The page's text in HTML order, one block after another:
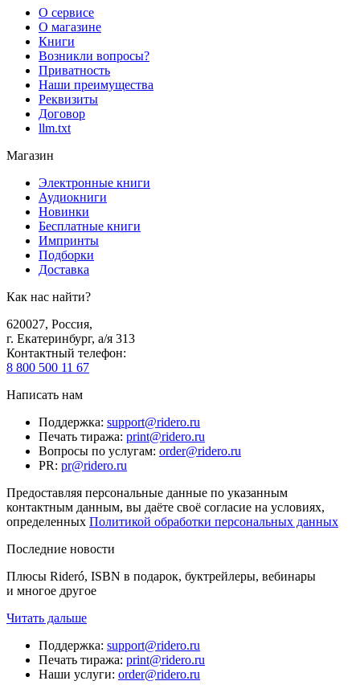
О сервисе
О магазине
Книги
Возникли вопросы?
Приватность
Наши преимущества
Реквизиты
Договор
llm.txt
Магазин
Электронные книги
Аудиокниги
Новинки
Бесплатные книги
Импринты
Подборки
Доставка
Как нас найти?
620027, Россия,
г. Екатеринбург, а/я 313
Контактный телефон:
8 800 500 11 67
Написать нам
Поддержка: support@ridero.ru
Печать тиража: print@ridero.ru
Вопросы по услугам: order@ridero.ru
PR: pr@ridero.ru
Предоставляя персональные данные по указанным
контактным данным, вы даёте своё согласие на условиях,
определенных Политикой обработки персональных данных
Последние новости
Плюсы Rideró, ISBN в подарок, буктрейлеры, вебинары
и многое другое
Читать дальше
Поддержка: support@ridero.ru
Печать тиража: print@ridero.ru
Наши услуги: order@ridero.ru